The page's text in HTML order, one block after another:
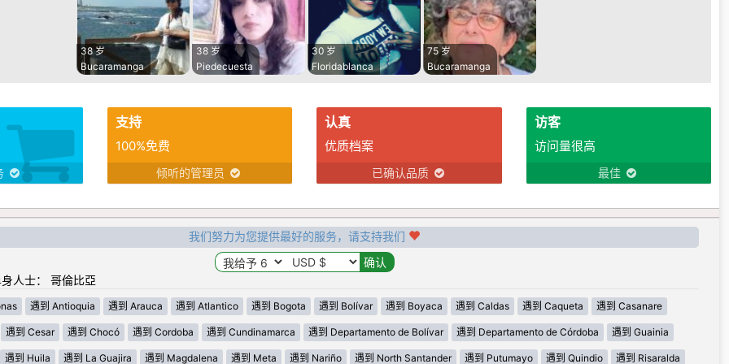
38 岁
Bucaramanga
38 岁
Piedecuesta
30 岁
Floridablanca
75 岁
Bucaramanga
支持
100%免费
倾听的管理员
认真
优质档案
已确认品质
访客
访问量很高
最佳
我们努力为您提供最好的服务，请支持我们
人士： 哥倫比亞
遇到 Antioquia 遇到 Arauca 遇到 Atlantico 遇到 Bogota 遇到 Bolívar 遇到 Boyaca 遇到 Caldas 遇到 Caqueta 遇到 Casanare
遇到 Cesar 遇到 Chocó 遇到 Cordoba 遇到 Cundinamarca 遇到 Departamento de Bolívar 遇到 Departamento de Córdoba 遇到 Guainia
遇到 Huila 遇到 La Guajira 遇到 Magdalena 遇到 Meta 遇到 Nariño 遇到 North Santander 遇到 Putumayo 遇到 Quindio 遇到 Risaralda